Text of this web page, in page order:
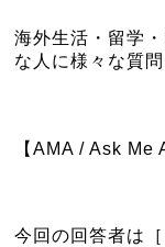
海外生活・留学
な人に様々な質
【AMA / Ask Me
今回の回答者は